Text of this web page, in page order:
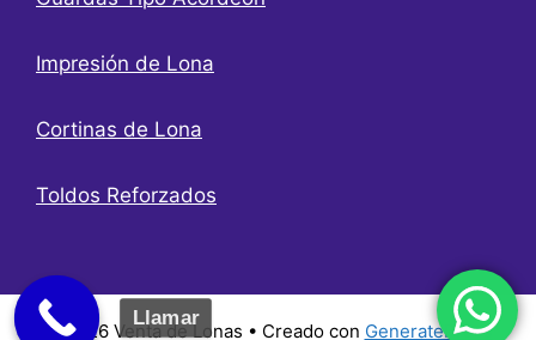
Impresión de Lona
Cortinas de Lona
Toldos Reforzados
© 2026 Venta de Lonas • Creado con GeneratePress
Llamar